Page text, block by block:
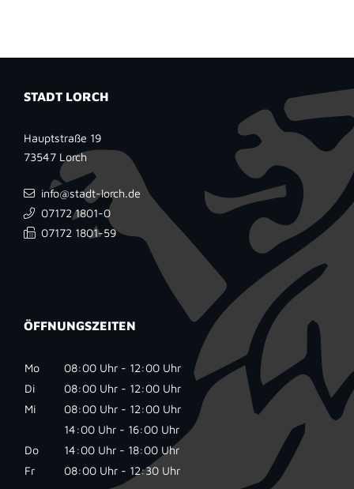
STADT LORCH
Hauptstraße 19
73547 Lorch
info@stadt-lorch.de
07172 1801-0
07172 1801-59
ÖFFNUNGSZEITEN
Mo
08:00 Uhr - 12:00 Uhr
Di
08:00 Uhr - 12:00 Uhr
Mi
08:00 Uhr - 12:00 Uhr
14:00 Uhr - 16:00 Uhr
Do
14:00 Uhr - 18:00 Uhr
Fr
08:00 Uhr - 12:30 Uhr